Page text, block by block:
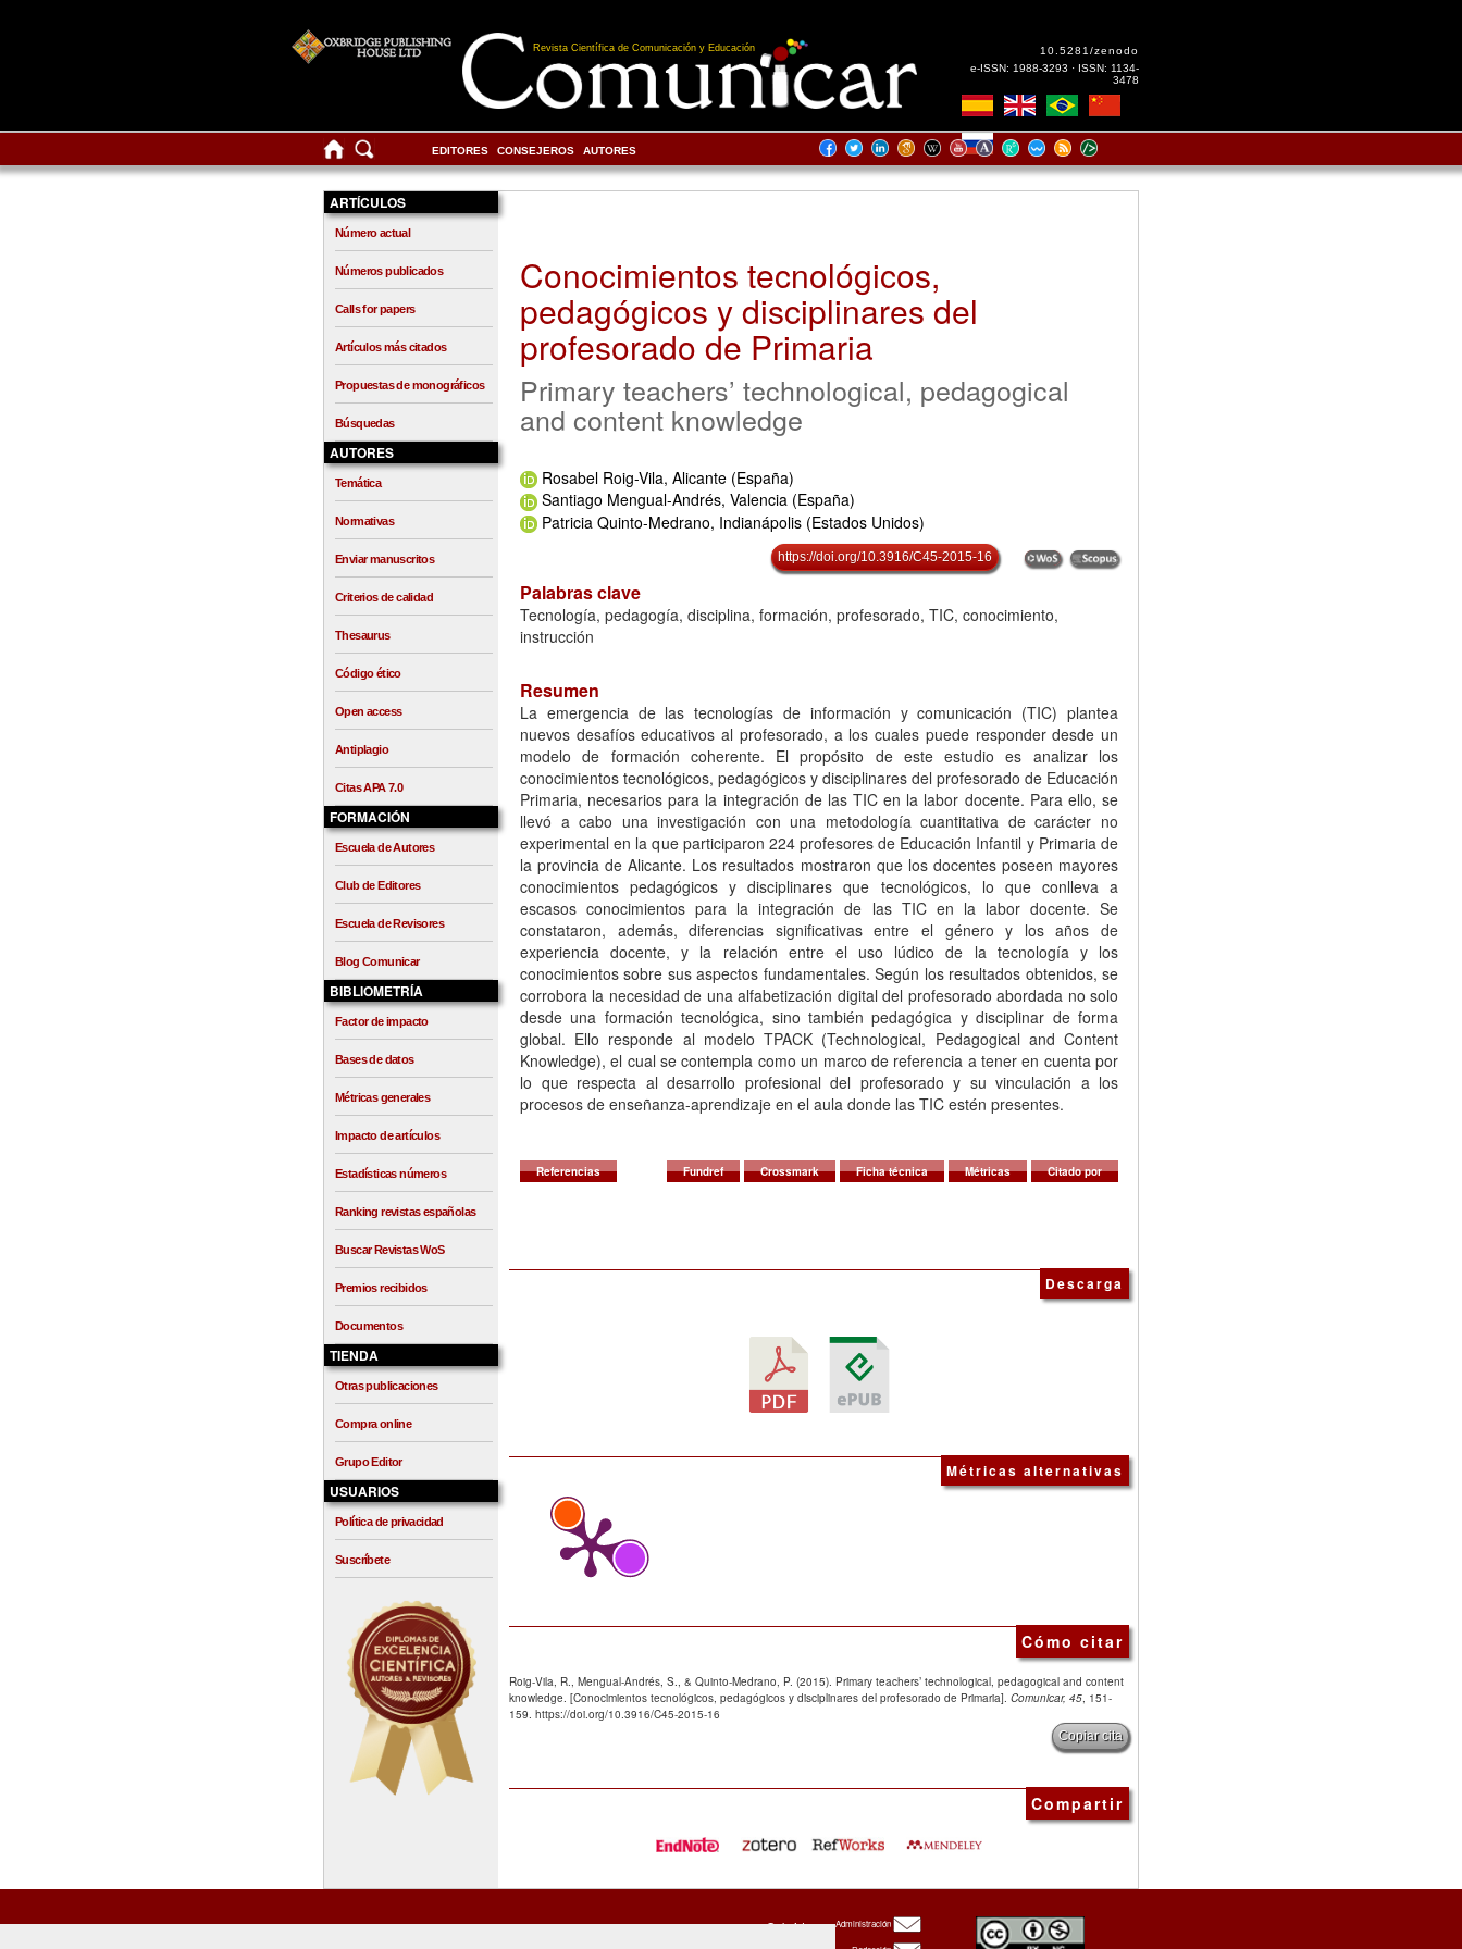
Revista Científica de Comunicación y Educación
10.5281/zenodo
e-ISSN: 1988-3293 · ISSN: 1134-
3478
EDITORES CONSEJEROS AUTORES
ARTÍCULOS
Número actual
Números publicados
Calls for papers
Artículos más citados
Propuestas de monográficos
Búsquedas
AUTORES
Temática
Normativas
Enviar manuscritos
Criterios de calidad
Thesaurus
Código ético
Open access
Antiplagio
Citas APA 7.0
FORMACIÓN
Escuela de Autores
Club de Editores
Escuela de Revisores
Blog Comunicar
BIBLIOMETRÍA
Factor de impacto
Bases de datos
Métricas generales
Impacto de artículos
Estadísticas números
Ranking revistas españolas
Buscar Revistas WoS
Premios recibidos
Documentos
TIENDA
Otras publicaciones
Compra online
Grupo Editor
USUARIOS
Política de privacidad
Suscríbete
Conocimientos tecnológicos,
pedagógicos y disciplinares del
profesorado de Primaria
Primary teachers’ technological, pedagogical
and content knowledge
Rosabel Roig-Vila, Alicante (España)
Santiago Mengual-Andrés, Valencia (España)
Patricia Quinto-Medrano, Indianápolis (Estados Unidos)
https://doi.org/10.3916/C45-2015-16
Palabras clave
Tecnología, pedagogía, disciplina, formación, profesorado, TIC, conocimiento,
instrucción
Resumen
La emergencia de las tecnologías de información y comunicación (TIC) plantea
nuevos desafíos educativos al profesorado, a los cuales puede responder desde un
modelo de formación coherente. El propósito de este estudio es analizar los
conocimientos tecnológicos, pedagógicos y disciplinares del profesorado de Educación
Primaria, necesarios para la integración de las TIC en la labor docente. Para ello, se
llevó a cabo una investigación con una metodología cuantitativa de carácter no
experimental en la que participaron 224 profesores de Educación Infantil y Primaria de
la provincia de Alicante. Los resultados mostraron que los docentes poseen mayores
conocimientos pedagógicos y disciplinares que tecnológicos, lo que conlleva a
escasos conocimientos para la integración de las TIC en la labor docente. Se
constataron, además, diferencias significativas entre el género y los años de
experiencia docente, y la relación entre el uso lúdico de la tecnología y los
conocimientos sobre sus aspectos fundamentales. Según los resultados obtenidos, se
corrobora la necesidad de una alfabetización digital del profesorado abordada no solo
desde una formación tecnológica, sino también pedagógica y disciplinar de forma
global. Ello responde al modelo TPACK (Technological, Pedagogical and Content
Knowledge), el cual se contempla como un marco de referencia a tener en cuenta por
lo que respecta al desarrollo profesional del profesorado y su vinculación a los
procesos de enseñanza-aprendizaje en el aula donde las TIC estén presentes.
Referencias Fundref Crossmark Ficha técnica Métricas Citado por
Descarga
Métricas alternativas
Cómo citar
Roig-Vila, R., Mengual-Andrés, S., & Quinto-Medrano, P. (2015). Primary teachers’ technological, pedagogical and content
knowledge. [Conocimientos tecnológicos, pedagógicos y disciplinares del profesorado de Primaria]. Comunicar, 45, 151-
159. https://doi.org/10.3916/C45-2015-16
Copiar cita
Compartir
Oxbridge Administración